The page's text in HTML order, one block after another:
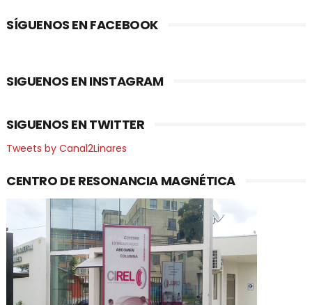
SÍGUENOS EN FACEBOOK
SIGUENOS EN INSTAGRAM
SIGUENOS EN TWITTER
Tweets by Canal2Linares
CENTRO DE RESONANCIA MAGNÉTICA